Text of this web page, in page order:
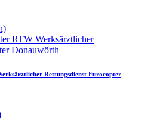
Rettungsdienst Eurocopter